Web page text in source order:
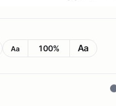
Aa 100% Aa